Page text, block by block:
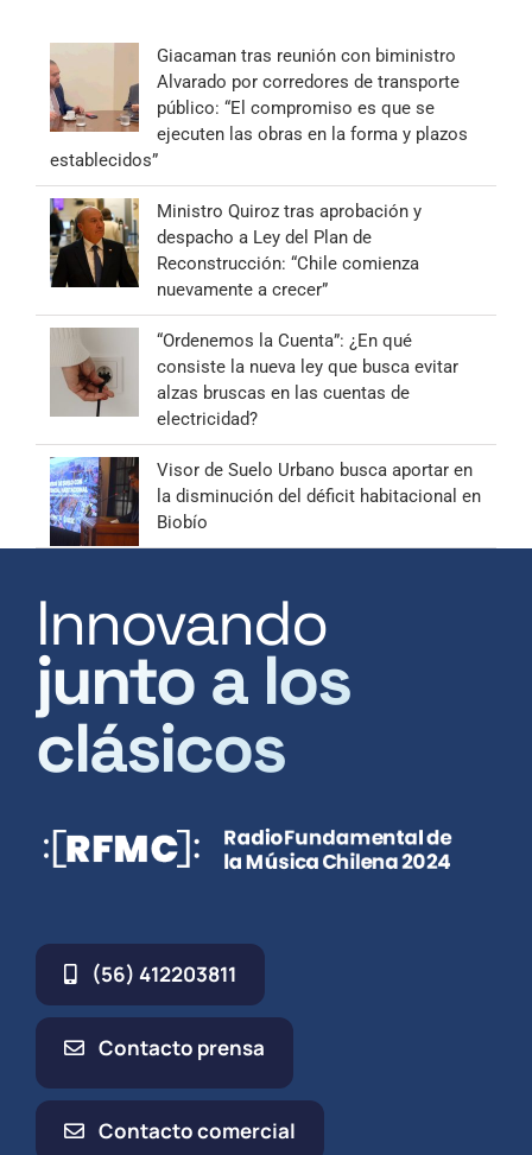
Giacaman tras reunión con biministro
Alvarado por corredores de transporte
público: “El compromiso es que se
ejecuten las obras en la forma y plazos
establecidos”
Ministro Quiroz tras aprobación y
despacho a Ley del Plan de
Reconstrucción: “Chile comienza
nuevamente a crecer”
“Ordenemos la Cuenta”: ¿En qué
consiste la nueva ley que busca evitar
alzas bruscas en las cuentas de
electricidad?
Visor de Suelo Urbano busca aportar en
la disminución del déficit habitacional en
Biobío
Innovando
junto a los
clásicos
(56) 412203811
Contacto prensa
Contacto comercial